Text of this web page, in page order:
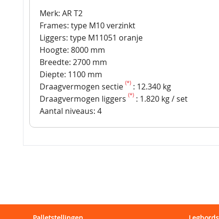
Merk: AR T2
Frames: type M10 verzinkt
Liggers: type M11051 oranje
Hoogte: 8000 mm
Breedte: 2700 mm
Diepte: 1100 mm
Draagvermogen sectie (*) : 12.340 kg
Draagvermogen liggers (*) : 1.820 kg / set
Aantal niveaus: 4